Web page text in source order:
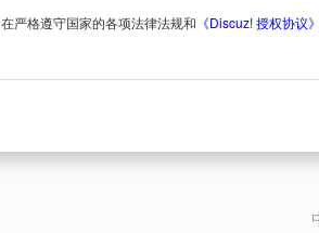
在严格遵守国家的各项法律法规和 《Discuz! 授权协议